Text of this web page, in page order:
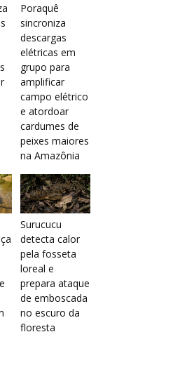
Poraquê
sincroniza
descargas
elétricas em
grupo para
amplificar
campo elétrico
e atordoar
cardumes de
peixes maiores
na Amazônia
Surucucu
detecta calor
pela fosseta
loreal e
prepara ataque
de emboscada
no escuro da
floresta